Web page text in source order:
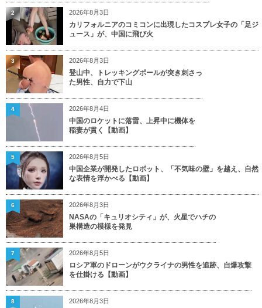
2026年8月3日
カリフォルニアのコミコンに出現したコスプレ女子の「足ジ
ュース」が、中国に飛び火
2
2026年8月3日
登山中、トレッキングポールが突き刺さっ
た男性、自力で下山
3
2026年8月4日
中国のロケットに落雷、上昇中に機体を
稲妻が貫く【動画】
4
2026年8月5日
中国企業が開発したロボット、「不気味の壁」を越え、自然
な表情を浮かべる【動画】
5
2026年8月3日
NASAの「キュリオシティ」が、火星でハチの
巣構造の模様を発見
6
2026年8月5日
ロシア軍のドローンがウクライナの男性を追跡、自爆攻撃
を仕掛ける【動画】
7
2026年8月3日
8